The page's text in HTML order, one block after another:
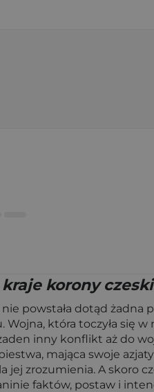
korony
powstała dotąd żadna
która toczyła się w
inny konflikt aż do
mająca swoje
zrozumienia. A skoro
faktów, postaw i